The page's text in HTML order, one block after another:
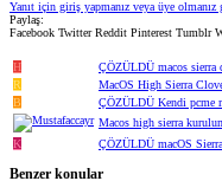
Yanıt için giriş yapmanız veya üye olmanız
Paylaş:
Facebook Twitter Reddit Pinterest Tumblr
H
ÇÖZÜLDÜ macos sierra
R
MacOS High Sierra
B
ÇÖZÜLDÜ Kendi pcme
Macos high sierra
K
ÇÖZÜLDÜ macOS
Benzer konular